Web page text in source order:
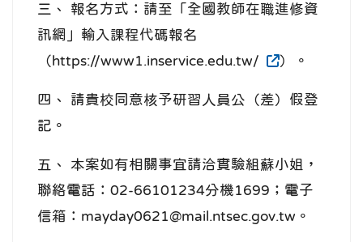
三、 報名方式：請至「全國教師在職進修資
訊網」輸入課程代碼報名
（https://www1.inservice.edu.tw/
）。
四、 請貴校同意核予研習人員公（差）假登
記。
五、 本案如有相關事宜請洽實驗組蘇小姐，
聯絡電話：02-66101234分機1699；電子
信箱：mayday0621@mail.ntsec.gov.tw。